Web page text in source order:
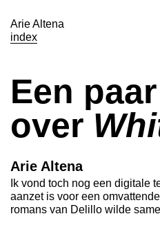
Arie Altena
index
Een
over
Arie Altena
Ik vond toch nog een digitale
aanzet is voor een
romans van Delillo wilde